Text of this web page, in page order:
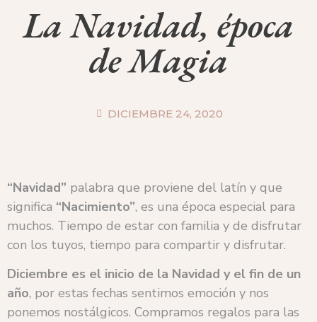
La Navidad, época
de Magia
DICIEMBRE 24, 2020
“Navidad” palabra que proviene del latín y que
significa “Nacimiento”, es una época especial para
muchos. Tiempo de estar con familia y de disfrutar
con los tuyos, tiempo para compartir y disfrutar.
Diciembre es el inicio de la Navidad y el fin de un
año, por estas fechas sentimos emoción y nos
ponemos nostálgicos. Compramos regalos para las